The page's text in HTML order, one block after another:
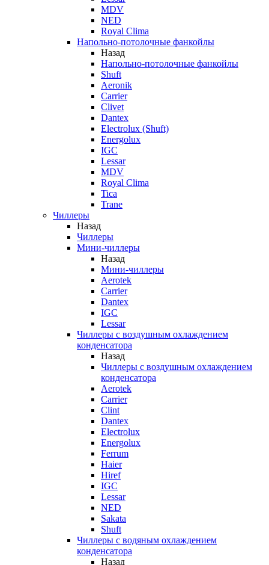
MDV
NED
Royal Clima
Напольно-потолочные фанкойлы
Назад
Напольно-потолочные фанкойлы
Shuft
Aeronik
Carrier
Clivet
Dantex
Electrolux (Shuft)
Energolux
IGC
Lessar
MDV
Royal Clima
Tica
Trane
Чиллеры
Назад
Чиллеры
Мини-чиллеры
Назад
Мини-чиллеры
Aerotek
Carrier
Dantex
IGC
Lessar
Чиллеры с воздушным охлаждением
конденсатора
Назад
Чиллеры с воздушным охлаждением
конденсатора
Aerotek
Carrier
Clint
Dantex
Electrolux
Energolux
Ferrum
Haier
Hiref
IGC
Lessar
NED
Sakata
Shuft
Чиллеры с водяным охлаждением
конденсатора
Назад